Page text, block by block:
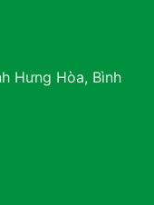
Hưng Hòa, Bình